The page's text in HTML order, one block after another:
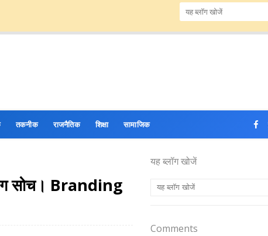
तकनीक राजनैतिक शिक्षा सामाजिक
सोच। Branding
यह ब्लॉग खोजें
Comments